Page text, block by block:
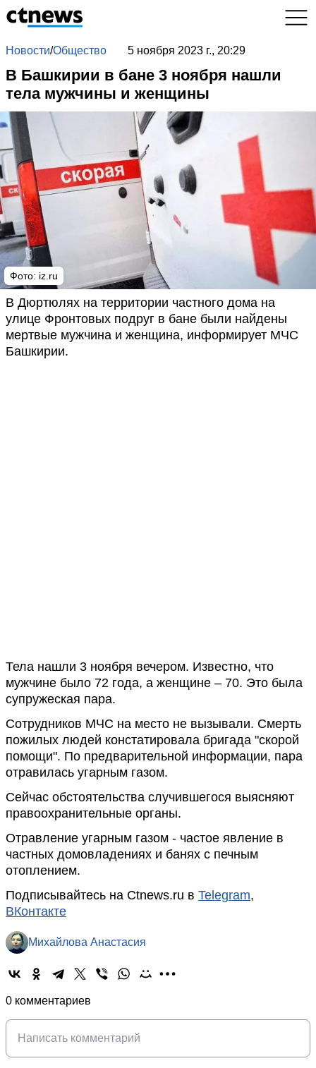
Новости/Общество 5 ноября 2023 г., 20:29
В Башкирии в бане 3 ноября нашли
тела мужчины и женщины
Фото: iz.ru
В Дюртюлях на территории частного дома на
улице Фронтовых подруг в бане были найдены
мертвые мужчина и женщина, информирует МЧС
Башкирии.
Тела нашли 3 ноября вечером. Известно, что
мужчине было 72 года, а женщине – 70. Это была
супружеская пара.
Сотрудников МЧС на место не вызывали. Смерть
пожилых людей констатировала бригада "скорой
помощи". По предварительной информации, пара
отравилась угарным газом.
Сейчас обстоятельства случившегося выясняют
правоохранительные органы.
Отравление угарным газом - частое явление в
частных домовладениях и банях с печным
отоплением.
Подписывайтесь на Ctnews.ru в Telegram,
ВКонтакте
Михайлова Анастасия
0 комментариев